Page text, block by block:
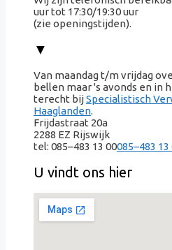
uur tot 17:30/19:30 uur
(zie openingstijden).
▼
Van maandag t/m vrijdag
bellen maar 's avonds en in
terecht bijSpecialistisch
Haaglanden.
Frijdastraat 20a
2288 EZ Rijswijk
tel: 085–483 13 00085–483 13
U vindt ons hier